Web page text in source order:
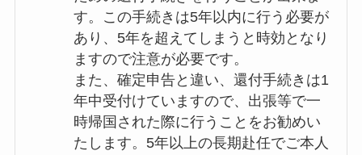
す。この手続きは5年以内に行う必要が
あり、5年を超えてしまうと時効となり
ますので注意が必要です。
また、確定申告と違い、還付手続きは1
年中受付けていますので、出張等で一
時帰国された際に行うことをお勧めい
たします。5年以上の長期赴任でご本人